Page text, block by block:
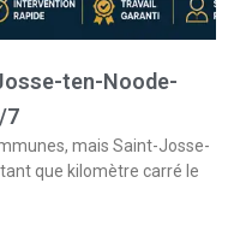
ten-Noode-
7
mais Saint-Josse-
que kilomètre carré le